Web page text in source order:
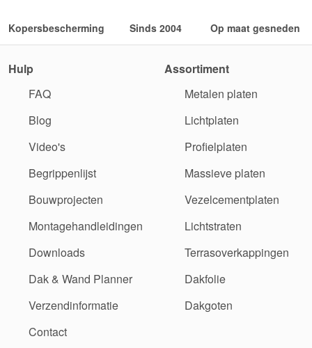
Kopersbescherming Sinds 2004 Op maat gesneden
Hulp
FAQ
Blog
Video's
Begrippenlijst
Bouwprojecten
Montagehandleidingen
Downloads
Dak & Wand Planner
Verzendinformatie
Contact
Assortiment
Metalen platen
Lichtplaten
Profielplaten
Massieve platen
Vezelcementplaten
Lichtstraten
Terrasoverkappingen
Dakfolie
Dakgoten